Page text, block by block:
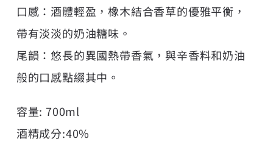
口感：酒體輕盈，橡木結合香草的優雅平衡，
帶有淡淡的奶油糖味。
尾韻：悠長的異國熱帶香氣，與辛香料和奶油
般的口感點綴其中。
容量: 700ml
酒精成分:40%